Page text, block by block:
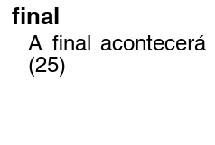
final
A final
(25)